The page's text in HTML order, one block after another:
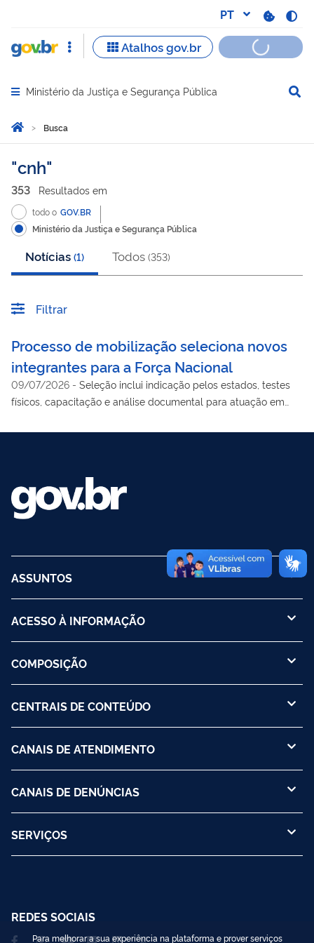
Abrir menu principal de navegação
Ministério da Justiça e Segurança Pública
Você está aqui:
Página Inicial
Busca
Busca
cnh
353 Resultados em
todo o GOV.BR
Ministério da Justiça e Segurança Pública
Notícias (1) Todos (353)
Filtrar
Processo de mobilização seleciona novos
integrantes para a Força Nacional
09/07/2026 - Seleção inclui indicação pelos estados, testes
físicos, capacitação e análise documental para atuação em
ASSUNTOS
ACESSO À INFORMAÇÃO
COMPOSIÇÃO
CENTRAIS DE CONTEÚDO
CANAIS DE ATENDIMENTO
CANAIS DE DENÚNCIAS
SERVIÇOS
REDES SOCIAIS
Para melhorar a sua experiência na plataforma e prover serviços